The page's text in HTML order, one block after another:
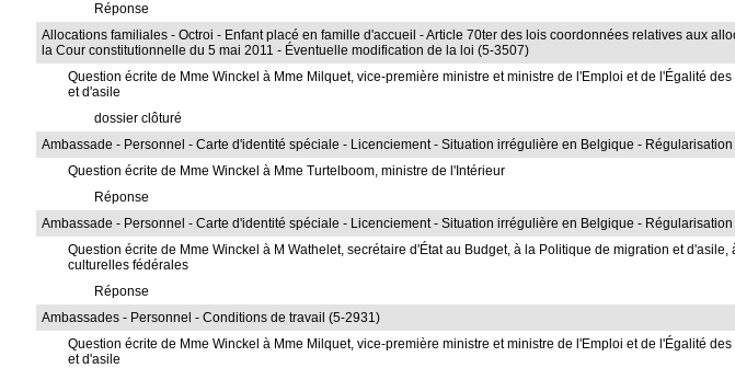
Réponse
Allocations familiales - Octroi - Enfant placé en famille d'accueil - Article 70ter des lois coordonnées relatives aux
la Cour constitutionnelle du 5 mai 2011 - Éventuelle modification de la loi (5-3507)
Question écrite de Mme Winckel à Mme Milquet, vice-première ministre et ministre de l'Emploi et de l'Égalité
et d'asile
dossier clôturé
Ambassade - Personnel - Carte d'identité spéciale - Licenciement - Situation irrégulière en Belgique -
Question écrite de Mme Winckel à Mme Turtelboom, ministre de l'Intérieur
Réponse
Ambassade - Personnel - Carte d'identité spéciale - Licenciement - Situation irrégulière en Belgique -
Question écrite de Mme Winckel à M Wathelet, secrétaire d'État au Budget, à la Politique de migration et
culturelles fédérales
Réponse
Ambassades - Personnel - Conditions de travail (5-2931)
Question écrite de Mme Winckel à Mme Milquet, vice-première ministre et ministre de l'Emploi et de l'Égalité
et d'asile